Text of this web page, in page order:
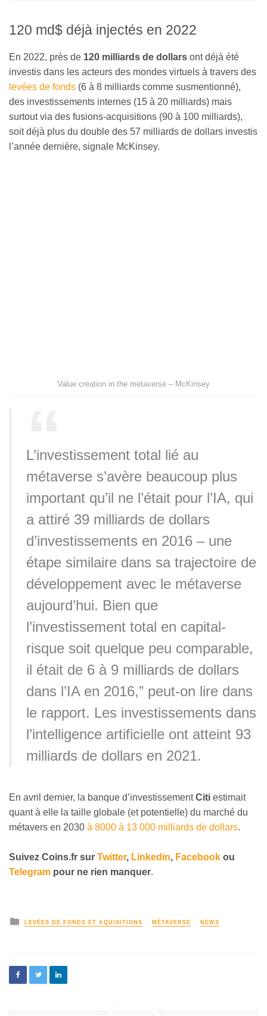
120 md$ déjà injectés en 2022
En 2022, près de 120 milliards de dollars ont déjà été
investis dans les acteurs des mondes virtuels à travers des
levées de fonds (6 à 8 milliards comme susmentionné),
des investissements internes (15 à 20 milliards) mais
surtout via des fusions-acquisitions (90 à 100 milliards),
soit déjà plus du double des 57 milliards de dollars investis
l’année dernière, signale McKinsey.
Value creation in the metaverse – McKinsey
L’investissement total lié au
métaverse s’avère beaucoup plus
important qu’il ne l’était pour l’IA, qui
a attiré 39 milliards de dollars
d’investissements en 2016 – une
étape similaire dans sa trajectoire de
développement avec le métaverse
aujourd’hui. Bien que
l’investissement total en capital-
risque soit quelque peu comparable,
il était de 6 à 9 milliards de dollars
dans l’IA en 2016,” peut-on lire dans
le rapport. Les investissements dans
l’intelligence artificielle ont atteint 93
milliards de dollars en 2021.
En avril dernier, la banque d’investissementCiti estimait
quant à elle la taille globale (et potentielle) du marché du
métavers en 2030 à 8000 à 13 000 milliards de dollars.
Suivez Coins.fr sur Twitter, Linkedin, Facebook ou
Telegram pour ne rien manquer.
LEVÉES DE FONDS ET AQUISITIONS MÉTAVERSE NEWS